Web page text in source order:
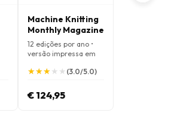
Machine Knitting
Monthly Magazine
12 edições por ano •
versão impressa em
★
★★
★★
★★
★ ★
★ (3.0/5.0)
€ 124,95